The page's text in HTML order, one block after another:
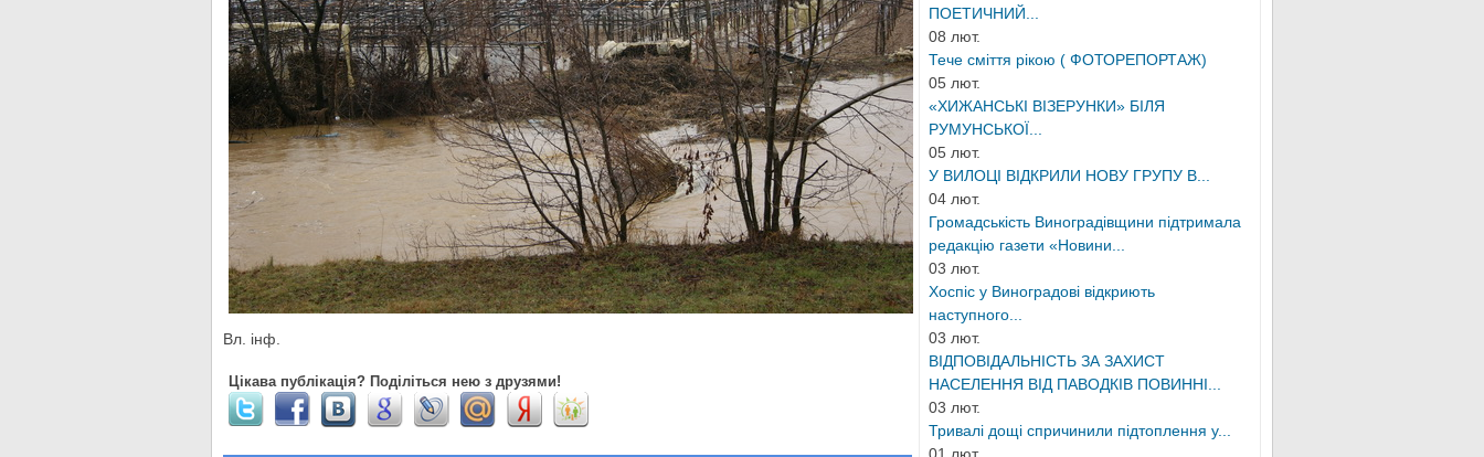
Вл. інф.
Цікава публікація? Поділіться нею з друзями!
ПОЕТИЧНИЙ...
08 лют.
Тече сміття рікою ( ФОТОРЕПОРТАЖ)
05 лют.
«ХИЖАНСЬКІ ВІЗЕРУНКИ» БІЛЯ
РУМУНСЬКОЇ...
05 лют.
У ВИЛОЦІ ВІДКРИЛИ НОВУ ГРУПУ В...
04 лют.
Громадськість Виноградівщини підтримала
редакцію газети «Новини...
03 лют.
Хоспіс у Виноградові відкриють
наступного...
03 лют.
ВІДПОВІДАЛЬНІСТЬ ЗА ЗАХИСТ
НАСЕЛЕННЯ ВІД ПАВОДКІВ ПОВИННІ...
03 лют.
Тривалі дощі спричинили підтоплення у...